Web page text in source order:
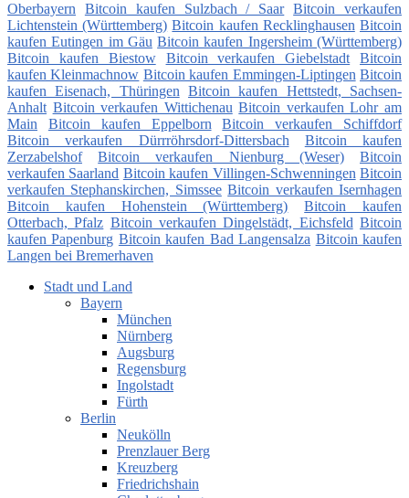
Oberbayern
Bitcoin kaufen Sulzbach / Saar Bitcoin verkaufen
Lichtenstein (Württemberg) Bitcoin kaufen Recklinghausen Bitcoin
kaufen Eutingen im Gäu Bitcoin kaufen Ingersheim (Württemberg)
Bitcoin kaufen Biestow
Bitcoin verkaufen Giebelstadt
Bitcoin
kaufen Kleinmachnow Bitcoin kaufen Emmingen-Liptingen Bitcoin
kaufen Eisenach, Thüringen Bitcoin kaufen Hettstedt, Sachsen-
Anhalt Bitcoin verkaufen Wittichenau Bitcoin verkaufen Lohr am
Main
Bitcoin kaufen Eppelborn
Bitcoin verkaufen Schiffdorf
Bitcoin verkaufen Dürrröhrsdorf-Dittersbach
Bitcoin kaufen
Zerzabelshof
Bitcoin verkaufen Nienburg (Weser)
Bitcoin
verkaufen Saarland Bitcoin kaufen Villingen-Schwenningen Bitcoin
verkaufen Stephanskirchen, Simssee Bitcoin verkaufen Isernhagen
Bitcoin kaufen Hohenstein (Württemberg)
Bitcoin kaufen
Otterbach, Pfalz Bitcoin verkaufen Dingelstädt, Eichsfeld Bitcoin
kaufen Papenburg Bitcoin kaufen Bad Langensalza Bitcoin kaufen
Langen bei Bremerhaven
Stadt und Land
Bayern
München
Nürnberg
Augsburg
Regensburg
Ingolstadt
Fürth
Berlin
Neukölln
Prenzlauer Berg
Kreuzberg
Friedrichshain